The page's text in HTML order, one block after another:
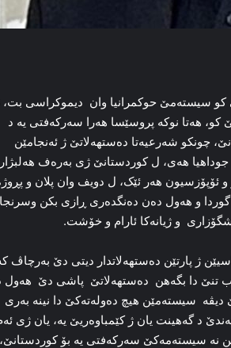
کو سیستەمێ حوکمرانیا وان دیموکراسی بت،
کو، هەتا نوکە پروسێسا هەرا سەرکەفتی یە د
چونکو شەرعیەتا دەستهەلاتێ ژ ئەنجامێن
هەی، ل کوردستانێ ژی بەرەف
ئۆپۆزسیون هەر ئێک، ل دویف وان پلان و
گوردا و هەول دەن دەنگدەری ڕازی بکن
و ژیانەکا ئارام و خۆشت.
ژ پارتێن دەستهەلاتدار دیتی دێ بەرچاڤ
تنێ دا بگەهن دەستهەلاتێ پاشی دێ ھەول
دیڤە سیستەمێن هیچ دەولەتەکێ دا نینە بەری
د گەهینت یان ژ کێمباوەریێ یە، یان ژی
نە سیستەمەکێ سەرکەفتی یە بۆ کوردستانێ،